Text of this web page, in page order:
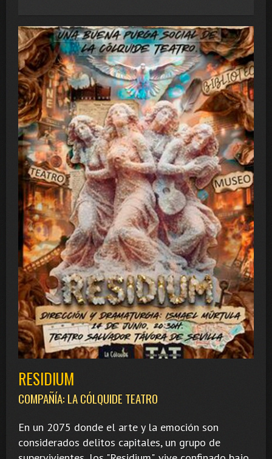
RESIDIUM
COMPAÑÍA: LA CÓLQUIDE TEATRO
En un 2075 donde el arte y la emoción son
considerados delitos capitales, un grupo de